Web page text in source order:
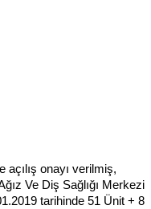
onayı verilmiş,
Ve Diş Sağlığı Merkezi
tarihinde 51 Ünit + 8